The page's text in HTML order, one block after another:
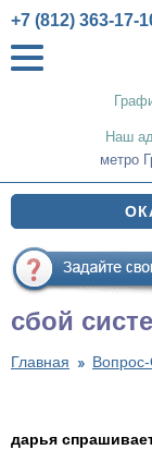
+7 (812) 363-17-
Наш
метро
сбой
Главная
дарья